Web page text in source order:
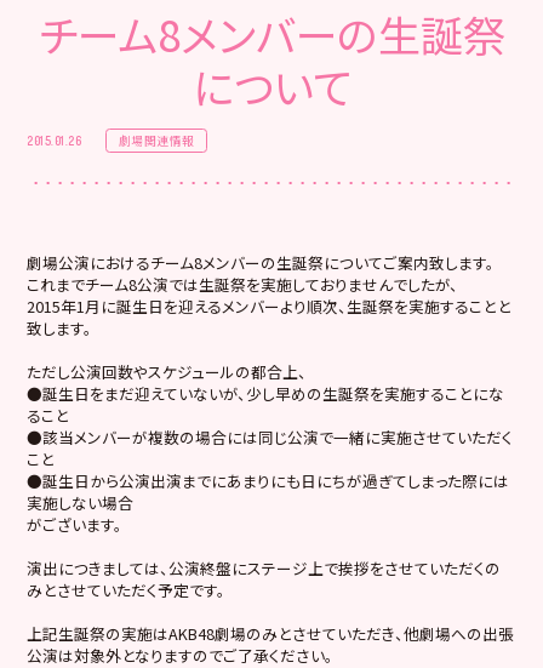
チーム8メンバーの生誕祭
について
2015.01.26 劇場関連情報
劇場公演におけるチーム8メンバーの生誕祭についてご案内致します。
これまでチーム8公演では生誕祭を実施しておりませんでしたが、
2015年1月に誕生日を迎えるメンバーより順次、生誕祭を実施することと
致します。
ただし公演回数やスケジュールの都合上、
●誕生日をまだ迎えていないが、少し早めの生誕祭を実施することにな
ること
●該当メンバーが複数の場合には同じ公演で一緒に実施させていただく
こと
●誕生日から公演出演までにあまりにも日にちが過ぎてしまった際には
実施しない場合
がございます。
演出につきましては、公演終盤にステージ上で挨拶をさせていただくの
みとさせていただく予定です。
上記生誕祭の実施はAKB48劇場のみとさせていただき、他劇場への出張
公演は対象外となりますのでご了承ください。